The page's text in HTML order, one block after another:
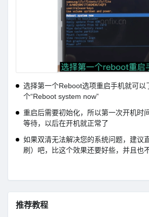
选择第一个Reboot选项重启手机就可以
个“Reboot system now”
重启后需要初始化，所以第一次开机时
等待，以后在开机就正常了
如果双清无法解决您的系统问题，建议
刷）吧，比这个效果还要好些，并且也不
推荐教程